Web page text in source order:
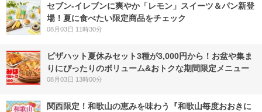
セブン‐イレブンに爽やか「レモン」スイーツ＆パン新登
場！夏に食べたい限定商品をチェック
08月03日 11時30分
ピザハット夏休みセット3種が3,000円から！お盆や集ま
りにぴったりのボリューム&おトクな期間限定メニュー
08月03日 13時00分
関西限定！和歌山の恵みを味わう『和歌山毎度おおきに